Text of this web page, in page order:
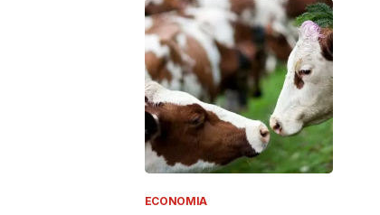
ECONOMIA